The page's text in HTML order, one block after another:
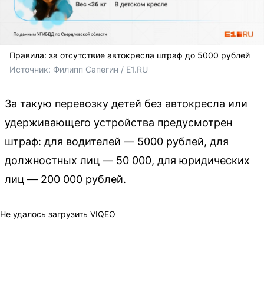
Правила: за отсутствие автокресла штраф до 5000 рублей
Источник: Филипп Сапегин / E1.RU
За такую перевозку детей без автокресла или
удерживающего устройства предусмотрен
штраф: для водителей — 5000 рублей, для
должностных лиц — 50 000, для юридических
лиц — 200 000 рублей.
Не удалось загрузить VIQEO